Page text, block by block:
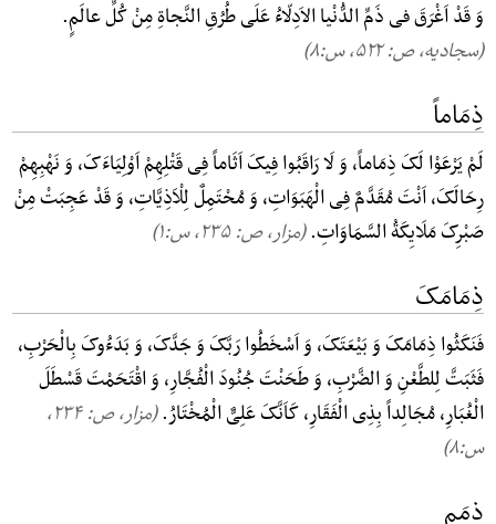
وَ قَدْ اَغْرَقَ فی ذَمِّ الدُّنْیا الاَدِلّاءُ عَلَی طُرُقِ النَّجاةِ مِنْ کُلِّ عالَمٍ.
(سجادیه، ص: ۵۲۲, س:۸)
ذِمَاماً
لَمْ یَرْعَوْا لَکَ ذِمَاماً، وَ لَا رَاقَبُوا فِیکَ اَثَاماً فِی قَتْلِهِمْ اَوْلِیَاءَکَ، وَ نَهْبِهِمْ
رِحَالَکَ، اَنْتَ مُقَدَّمٌ فِی الْهَبَوَاتِ، وَ مُحْتَمِلٌ لِلْاَذِیَّاتِ، وَ قَدْ عَجِبَتْ مِنْ
صَبْرِکَ مَلَایِکَةُ السَّمَاوَاتِ.(مزار، ص: ۲۳۵, س:۱)
ذِمَامَکَ
فَنَکَثُوا ذِمَامَکَ وَ بَیْعَتَکَ، وَ اَسْخَطُوا رَبَّکَ وَ جَدَّکَ، وَ بَدَءُوکَ بِالْحَرْبِ،
فَثَبَتَّ لِلطَّعْنِ وَ الضَّرْبِ، وَ طَحَنْتَ جُنُودَ الْفُجَّارِ، وَ اقْتَحَمْتَ قَسْطَلَ
الْغُبَارِ، مُجَالِداً بِذِی الْفَقَارِ، کَاَنَّکَ عَلِیٌّ الْمُخْتَارُ.
(مزار، ص: ۲۳۴,
س:۸)
ذِمَمِ